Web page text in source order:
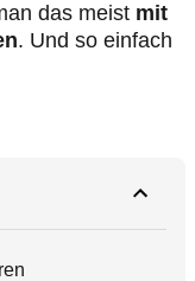
das meist mit
. Und so einfach